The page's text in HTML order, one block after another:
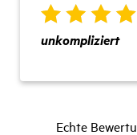
unkompliziert
Echte